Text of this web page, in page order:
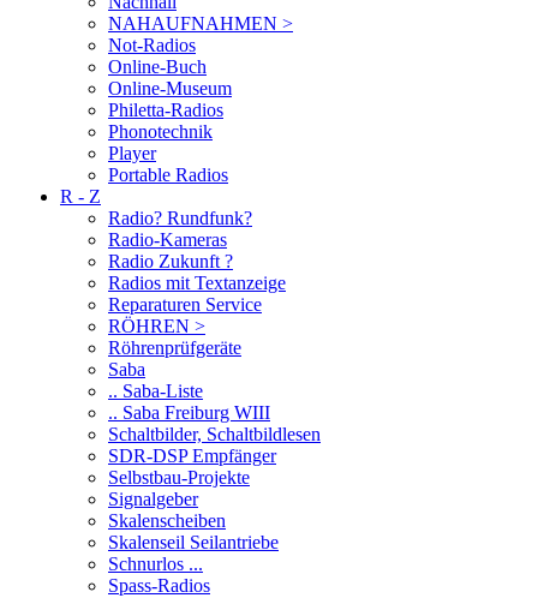
NAHAUFNAHMEN >
Not-Radios
Online-Buch
Online-Museum
Philetta-Radios
Phonotechnik
Player
Portable Radios
R - Z
Radio? Rundfunk?
Radio-Kameras
Radio Zukunft ?
Radios mit Textanzeige
Reparaturen Service
RÖHREN >
Röhrenprüfgeräte
Saba
.. Saba-Liste
.. Saba Freiburg WIII
Schaltbilder, Schaltbildlesen
SDR-DSP Empfänger
Selbstbau-Projekte
Signalgeber
Skalenscheiben
Skalenseil Seilantriebe
Schnurlos ...
Spass-Radios